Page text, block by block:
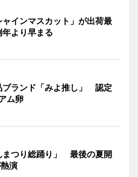
インマスカット」が出荷最
より早まる
ブランド「みよ推し」 認定
ム卵
まつり総踊り」 最後の夏開
演